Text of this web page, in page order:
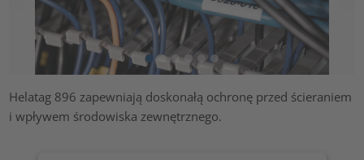
Helatag 896 zapewniają doskonałą ochronę przed ścieraniem
i wpływem środowiska zewnętrznego.